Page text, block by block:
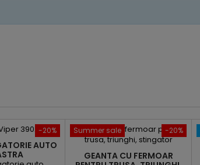
-20%
AUTO
-20%
Summer sale
GEANTA CU FERMOAR